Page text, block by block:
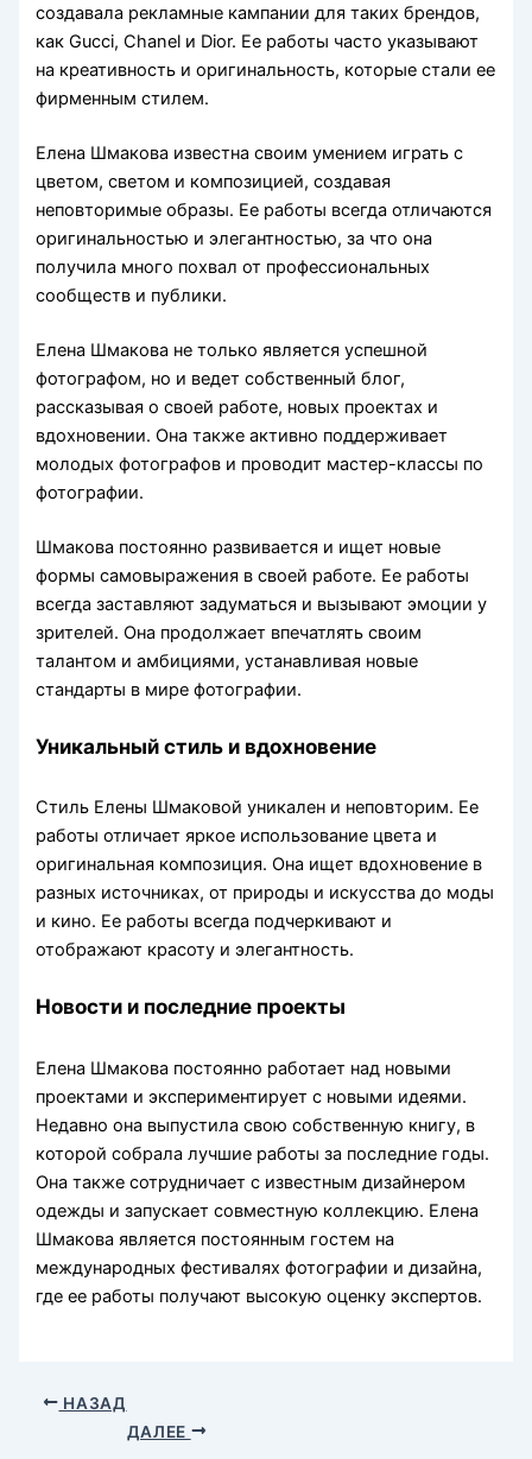
создавала рекламные кампании для таких брендов,
как Gucci, Chanel и Dior. Ее работы часто указывают
на креативность и оригинальность, которые стали ее
фирменным стилем.
Елена Шмакова известна своим умением играть с
цветом, светом и композицией, создавая
неповторимые образы. Ее работы всегда отличаются
оригинальностью и элегантностью, за что она
получила много похвал от профессиональных
сообществ и публики.
Елена Шмакова не только является успешной
фотографом, но и ведет собственный блог,
рассказывая о своей работе, новых проектах и
вдохновении. Она также активно поддерживает
молодых фотографов и проводит мастер-классы по
фотографии.
Шмакова постоянно развивается и ищет новые
формы самовыражения в своей работе. Ее работы
всегда заставляют задуматься и вызывают эмоции у
зрителей. Она продолжает впечатлять своим
талантом и амбициями, устанавливая новые
стандарты в мире фотографии.
Уникальный стиль и вдохновение
Стиль Елены Шмаковой уникален и неповторим. Ее
работы отличает яркое использование цвета и
оригинальная композиция. Она ищет вдохновение в
разных источниках, от природы и искусства до моды
и кино. Ее работы всегда подчеркивают и
отображают красоту и элегантность.
Новости и последние проекты
Елена Шмакова постоянно работает над новыми
проектами и экспериментирует с новыми идеями.
Недавно она выпустила свою собственную книгу, в
которой собрала лучшие работы за последние годы.
Она также сотрудничает с известным дизайнером
одежды и запускает совместную коллекцию. Елена
Шмакова является постоянным гостем на
международных фестивалях фотографии и дизайна,
где ее работы получают высокую оценку экспертов.
НАЗАД
ДАЛЕЕ